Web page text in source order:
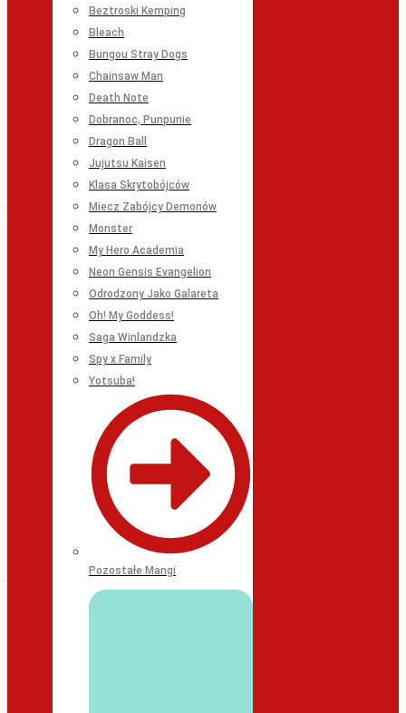
Beztroski Kemping
Bleach
Bungou Stray Dogs
Chainsaw Man
Death Note
Dobranoc, Punpunie
Dragon Ball
Jujutsu Kaisen
Klasa Skrytobójców
Miecz Zabójcy Demonów
Monster
My Hero Academia
Neon Gensis Evangelion
Odrodzony Jako Galareta
Oh! My Goddess!
Saga Winlandzka
Spy x Family
Yotsuba!
Pozostałe Mangi